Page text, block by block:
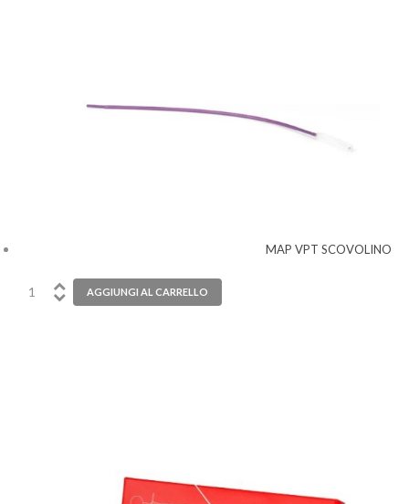
MAP VPT SCOVOLINO